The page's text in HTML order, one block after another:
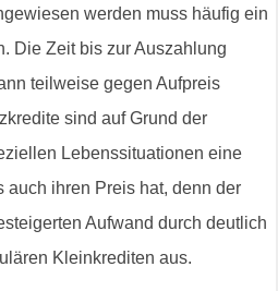
werden muss häufig ein
Die Zeit bis zur Auszahlung
teilweise gegen Aufpreis
sind auf Grund der
Lebenssituationen eine
auch ihren Preis hat, denn der
Aufwand durch deutlich
Kleinkrediten aus.